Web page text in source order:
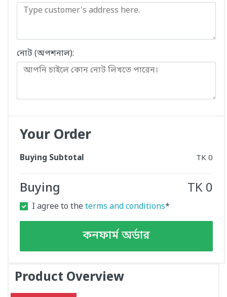
নোট (অপশনাল):
Your Order
Buying Subtotal TK 0
Buying TK 0
I agree to theterms and conditions*
কনফার্ম অর্ডার
Product Overview